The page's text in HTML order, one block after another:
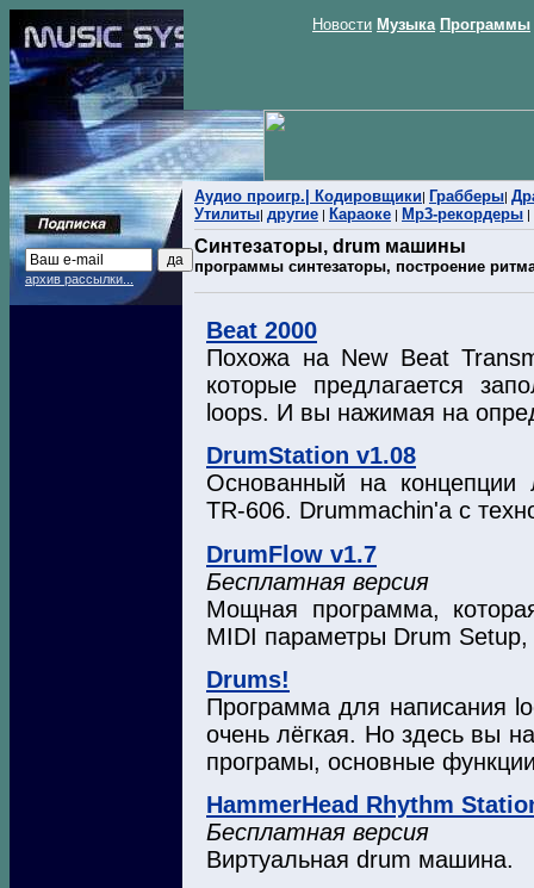
архив рассылки...
Новости Музыка Программы
Аудио проигр.| Кодировщики| Грабберы|
Утилиты| другие | Караоке | Mp3-рекордеры |
Синтезаторы, drum машины
программы синтезаторы, построение
Beat 2000
Похожа на New Beat
которые предлагается
loops. И вы нажимая на
DrumStation v1.08
Основанный на концепции
TR-606. Drummachin'a c
DrumFlow v1.7
Бесплатная версия
Мощная программа,
MIDI параметры Drum
Drums!
Программа для написания
очень лёгкая. Но здесь вы
програмы, основные
HammerHead Rhythm
Бесплатная версия
Виртуальная drum машина.